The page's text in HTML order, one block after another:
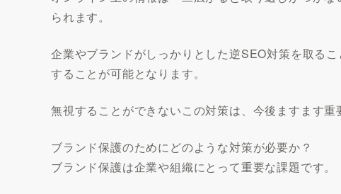
られます。
企業やブランドがしっかりとした逆SEO対策を取る
することが可能となります。
無視することができないこの対策は、今後ますます重
ブランド保護のためにどのような対策が必要か？
ブランド保護は企業や組織にとって重要な課題です。